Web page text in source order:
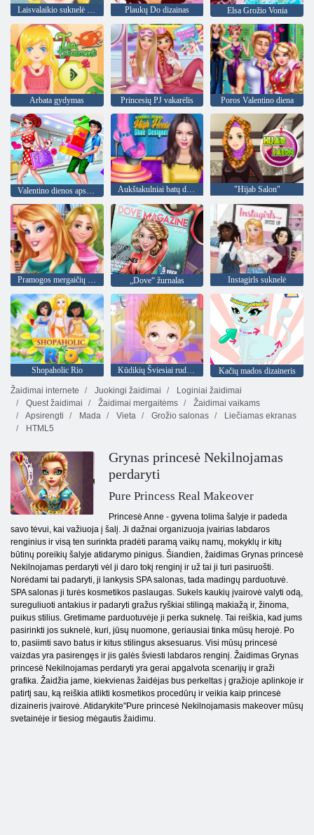
Laisvalaikio suknelė Mada Plaukų Do dizainas Elsa Grožio Vonia
Arbata gydymas Princesių PJ vakarėlis Poros Valentino diena
Aukštakulniai batų dizaineris "Hijab Salon"
Pramogos mergaičių naktis „Dove“ žurnalas Instagirls suknelė
Shopaholic Rio Kūdikių Šviesiai ruda Plaukų Diena
Kačių mados dizaineris
Žaidimai internete
Juokingi žaidimai
Loginiai žaidimai
Quest žaidimai
Žaidimai mergaitėms
Žaidimai vaikams
Apsirengti
Mada Vieta Grožio salonas
Liečiamas ekranas
HTML5
Grynas princesė Nekilnojamas
perdaryti
Pure Princess Real Makeover
Princesė Anne - gyvena tolima šalyje ir padeda
savo tėvui, kai važiuoja į šalį. Ji dažnai organizuoja įvairias labdaros
renginius ir visą ten surinkta pradėti paramą vaikų namų, mokyklų ir kitų
būtinų poreikių šalyje atidarymo pinigus. Šiandien, žaidimas Grynas princesė
Nekilnojamas perdaryti vėl ji daro tokį renginį ir už tai ji turi pasiruošti.
Norėdami tai padaryti, ji lankysis SPA salonas, tada madingų parduotuvė.
SPA salonas ji turės kosmetikos paslaugas. Sukels kaukių įvairovė valyti odą,
sureguliuoti antakius ir padaryti gražus ryškiai stilingą makiažą ir, žinoma,
puikus stilius. Gretimame parduotuvėje ji perka suknelę. Tai reiškia, kad jums
pasirinkti jos suknelė, kuri, jūsų nuomone, geriausiai tinka mūsų herojė. Po
to, pasiimti savo batus ir kitus stilingus aksesuarus. Visi mūsų princesė
vaizdas yra pasirengęs ir jis galės šviesti labdaros renginį. Žaidimas Grynas
princesė Nekilnojamas perdaryti yra gerai apgalvota scenarijų ir graži
grafika. Žaidžia jame, kiekvienas žaidėjas bus perkeltas į gražioje aplinkoje ir
patirtį sau, ką reiškia atlikti kosmetikos procedūrų ir veikia kaip princesė
dizaineris įvairovė. Atidarykite"Pure princesė Nekilnojamasis makeover mūsų
svetainėje ir tiesiog mėgautis žaidimu.